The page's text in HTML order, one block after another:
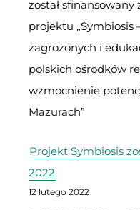
został
projektu
zagrożonych i
polskich ośrodków
wzmocnienie
Mazurach”
Projekt Symbiosis
2022
12 lutego 2022